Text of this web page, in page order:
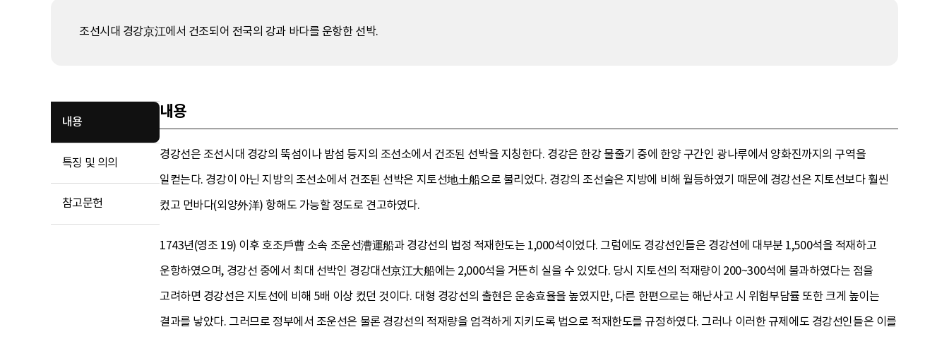
조선시대 경강京江에서 건조되어 전국의 강과 바다를 운항한 선박.
내용
특징 및 의의
참고문헌
내용
경강선은 조선시대 경강의 뚝섬이나 밤섬 등지의 조선소에서 건조된 선박을 지칭한다. 경강은 한강 물줄기 중에 한양 구간인 광나루에서 양화진까지의 구역을
일컫는다. 경강이 아닌 지방의 조선소에서 건조된 선박은 지토선地土船으로 불리었다. 경강의 조선술은 지방에 비해 월등하였기 때문에 경강선은 지토선보다 훨씬
컸고 먼바다(외양外洋) 항해도 가능할 정도로 견고하였다.
1743년(영조 19) 이후 호조戶曹 소속 조운선漕運船과 경강선의 법정 적재한도는 1,000석이었다. 그럼에도 경강선인들은 경강선에 대부분 1,500석을 적재하고
운항하였으며, 경강선 중에서 최대 선박인 경강대선京江大船에는 2,000석을 거뜬히 실을 수 있었다. 당시 지토선의 적재량이 200~300석에 불과하였다는 점을
고려하면 경강선은 지토선에 비해 5배 이상 컸던 것이다. 대형 경강선의 출현은 운송효율을 높였지만, 다른 한편으로는 해난사고 시 위험부담률 또한 크게 높이는
결과를 낳았다. 그러므로 정부에서 조운선은 물론 경강선의 적재량을 엄격하게 지키도록 법으로 적재한도를 규정하였다. 그러나 이러한 규제에도 경강선인들은 이를